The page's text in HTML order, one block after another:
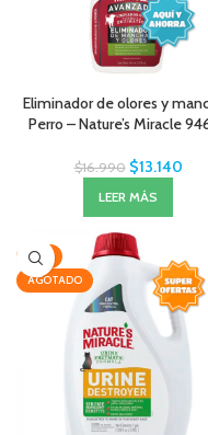
Eliminador de olores y
Perro – Nature’s Miracle
$16.990 $13.140
LEER MÁS
-15%
AGOTADO